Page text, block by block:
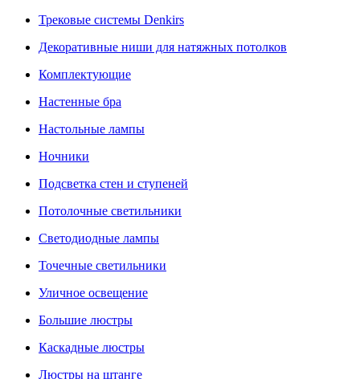
Трековые системы Denkirs
Декоративные ниши для натяжных потолков
Комплектующие
Настенные бра
Настольные лампы
Ночники
Подсветка стен и ступеней
Потолочные светильники
Светодиодные лампы
Точечные светильники
Уличное освещение
Большие люстры
Каскадные люстры
Люстры на штанге